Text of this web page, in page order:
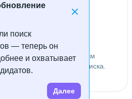
поиск
— теперь он
и охватывает
Далее
не найдены
специалистов по заданным
изменить условия поиска.